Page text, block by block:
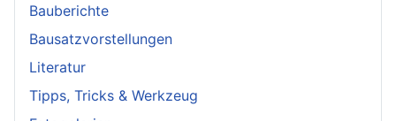
Bauberichte
Bausatzvorstellungen
Literatur
Tipps, Tricks & Werkzeug